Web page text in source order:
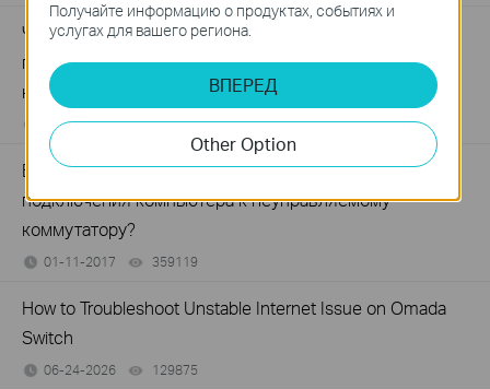
Что делать, если на компьютере отсутствует
подключение при соединении с неуправляемым
коммутатором по кабелю?
03-21-2023 317015views
Вопрос: Что делать при медленной скорости
подключения компьютера к неуправляемому
коммутатору?
01-11-2017 359119
How to Troubleshoot Unstable Internet Issue on Omada
Switch
06-24-2026 129875
Получайте информацию о продуктах, событиях и
услугах для вашего региона.
ВПЕРЕД
Other Option